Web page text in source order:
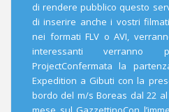
di rendere pubblico questo
di inserire anche i vostri
nei formati FLV o AVI,
interessanti verranno
ProjectConfermata la
Expedition a Gibuti con la
bordo del m/s Boreas dal 22